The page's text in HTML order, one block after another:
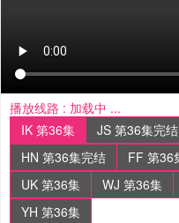
播放线路 : 加载中 ...
IK 第36集
JS 第36集完结
HN 第36集完结
FF 第36
UK 第36集
WJ 第36集
YH 第36集